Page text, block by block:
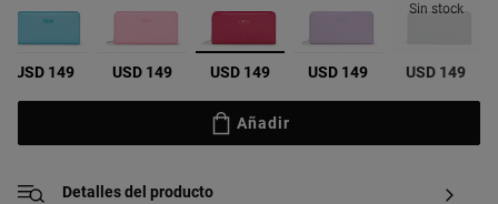
USD 149 USD 149 seleccionado
USD 149 USD 149
Sin stock
USD 149
Añadir
Detalles del producto